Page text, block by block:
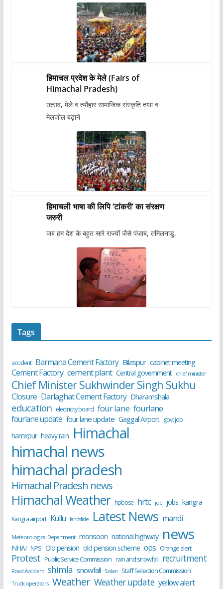
हिमाचल प्रदेश के मेले (Fairs of
Himachal Pradesh)
उत्सव, मेले व त्यौहार सामाजिक संस्कृति तथा व
मेलजोल बढ़ाने
हिमाचली भाषा की लिपि ‘टांकरी’ का संरक्षण
जरुरी
जब हम देश के बहुत सारे राज्यों जैसे पंजाब, तमिलनाडु,
Tags
accident Barmana Cement Factory Bilaspur cabinet meeting
Cement Factory cement plant Central government chief minister
Chief Minister Sukhwinder Singh Sukhu
Closure Darlaghat Cement Factory Dharamshala
education electricity board four lane fourlane
fourlane update four lane update Gaggal Airport govt job
hamirpur heavy rain Himachal
himachal news
himachal pradesh
Himachal Pradesh news
Himachal Weather hpbose hrtc job jobs kangra
Kangra airport Kullu landslide Latest News mandi
Meteorological Department monsoon national highway news
NHAI NPS Old pension old pension scheme ops Orange alert
Protest Public Service Commission rain and snowfall recruitment
Road Accident shimla snowfall Solan Staff Selection Commission
Truck operators Weather Weather update yellow alert